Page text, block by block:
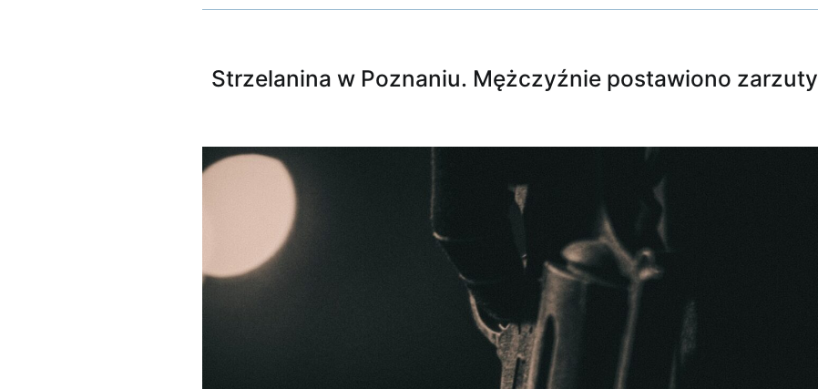
Strzelanina w Poznaniu. Mężczyźnie postawiono zarzuty